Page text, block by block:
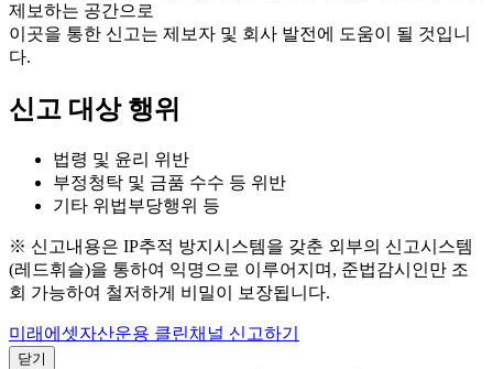
제보하는 공간으로
이곳을 통한 신고는 제보자 및 회사 발전에 도움이 될 것입니
다.
신고 대상 행위
법령 및 윤리 위반
부정청탁 및 금품 수수 등 위반
기타 위법부당행위 등
※ 신고내용은 IP추적 방지시스템을 갖춘 외부의 신고시스템
(레드휘슬)을 통하여 익명으로 이루어지며, 준법감시인만 조
회 가능하여 철저하게 비밀이 보장됩니다.
미래에셋자산운용 클린채널 신고하기
닫기